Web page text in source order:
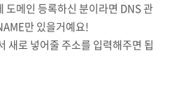
도메인 등록하신 분이라면 DNS 관
만 있을거예요!
새로 넣어줄 주소를 입력해주면 됩